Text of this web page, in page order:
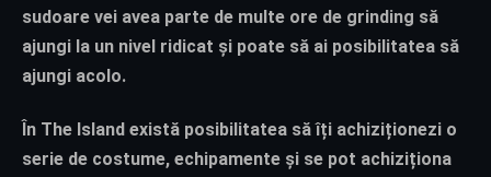
sudoare vei avea parte de multe ore de grinding să
ajungi la un nivel ridicat și poate să ai posibilitatea să
ajungi acolo.
În The Island există posibilitatea să îți achiziționezi o
serie de costume, echipamente și se pot achiziționa